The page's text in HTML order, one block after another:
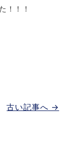
！！！
古い記事へ →